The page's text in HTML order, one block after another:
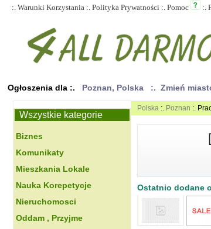
:. Warunki Korzystania :. Polityka Prywatności :. Pomoc :.
Ogłoszenia dla :. Poznan, Polska :. Zmień
Wszystkie kategorie
Biznes
Komunikaty
Mieszkania Lokale
Nauka Korepetycje
Nieruchomosci
Oddam , Przyjme
Polska :. Poznan :.
Ostatnio dodane